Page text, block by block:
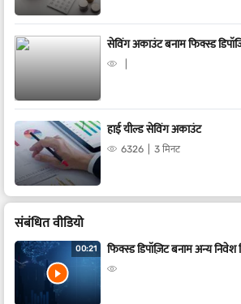
सेविंग अकाउंट बनाम फिक्स्ड
हाई यील्ड सेविंग अकाउंट
6326 3 मिनट
संबंधित वीडियो
00:21 फिक्स्ड डिपॉज़िट बनाम अन्य